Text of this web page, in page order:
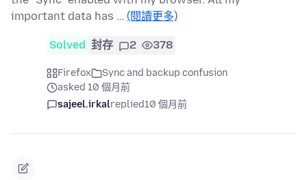
important data has … (閱讀更多)
Solved 封存 2 378
Firefox
Sync and backup confusion
asked 10 個月前
sajeel.irkalreplied10 個月前